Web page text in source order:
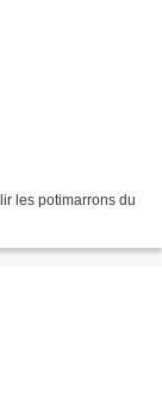
les potimarrons du